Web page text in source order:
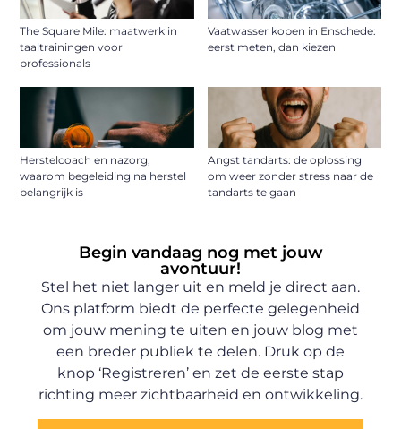
The Square Mile: maatwerk in
taaltrainingen voor
professionals
Vaatwasser kopen in Enschede:
eerst meten, dan kiezen
Herstelcoach en nazorg,
waarom begeleiding na herstel
belangrijk is
Angst tandarts: de oplossing
om weer zonder stress naar de
tandarts te gaan
Begin vandaag nog met jouw
avontuur!
Stel het niet langer uit en meld je direct aan.
Ons platform biedt de perfecte gelegenheid
om jouw mening te uiten en jouw blog met
een breder publiek te delen. Druk op de
knop ‘Registreren’ en zet de eerste stap
richting meer zichtbaarheid en ontwikkeling.